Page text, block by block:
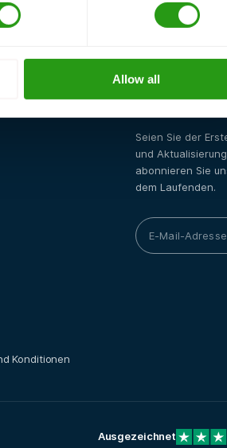
Allow all
+1 337 451 4685
Seien Sie der
und
abonnieren Sie
dem Laufenden.
Konditionen
Ausgezeichnet